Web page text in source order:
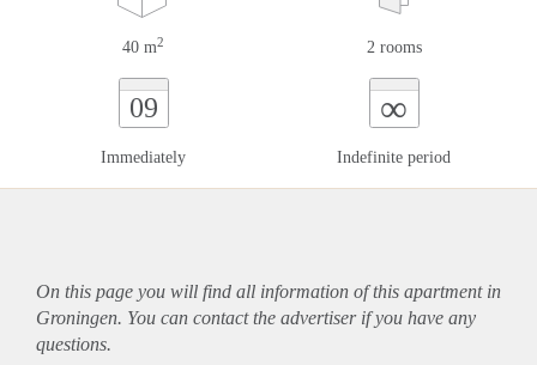
40 m2 2 rooms
09
Immediately
∞
Indefinite period
On this page you will find all information of this apartmentin
Groningen. You can contact the advertiser if you have any
questions.